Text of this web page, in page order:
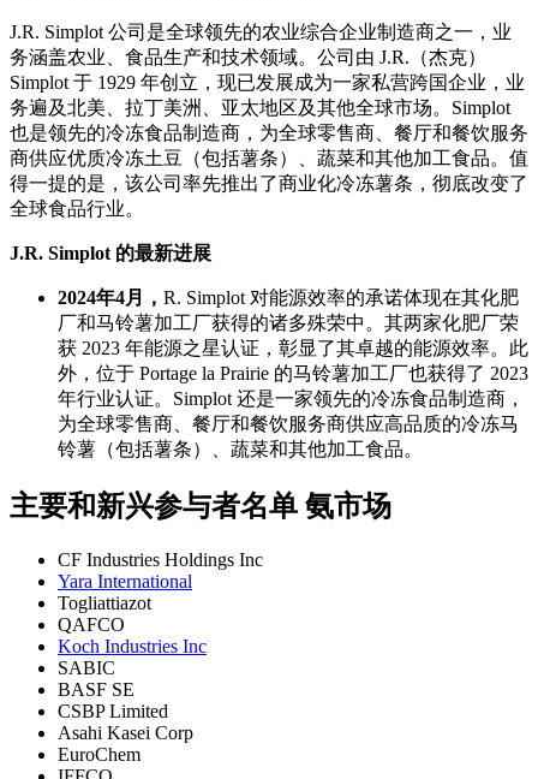
J.R. Simplot 公司是全球领先的农业综合企业制造商之一，业
务涵盖农业、食品生产和技术领域。公司由 J.R.（杰克）
Simplot 于 1929 年创立，现已发展成为一家私营跨国企业，业
务遍及北美、拉丁美洲、亚太地区及其他全球市场。Simplot
也是领先的冷冻食品制造商，为全球零售商、餐厅和餐饮服务
商供应优质冷冻土豆（包括薯条）、蔬菜和其他加工食品。值
得一提的是，该公司率先推出了商业化冷冻薯条，彻底改变了
全球食品行业。
J.R. Simplot 的最新进展
2024年4月， R. Simplot 对能源效率的承诺体现在其化肥
厂和马铃薯加工厂获得的诸多殊荣中。其两家化肥厂荣
获 2023 年能源之星认证，彰显了其卓越的能源效率。此
外，位于 Portage la Prairie 的马铃薯加工厂也获得了 2023
年行业认证。Simplot 还是一家领先的冷冻食品制造商，
为全球零售商、餐厅和餐饮服务商供应高品质的冷冻马
铃薯（包括薯条）、蔬菜和其他加工食品。
主要和新兴参与者名单 氨市场
CF Industries Holdings Inc
Yara International
Togliattiazot
QAFCO
Koch Industries Inc
SABIC
BASF SE
CSBP Limited
Asahi Kasei Corp
EuroChem